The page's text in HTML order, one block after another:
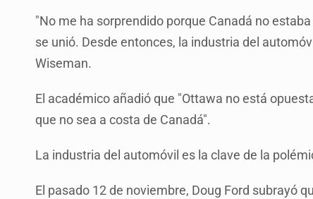
"No me ha sorprendido porque Canadá no
se unió. Desde entonces, la industria del
Wiseman.
El académico añadió que "Ottawa no está
que no sea a costa de Canadá".
La industria del automóvil es la clave de la
El pasado 12 de noviembre, Doug Ford subrayó